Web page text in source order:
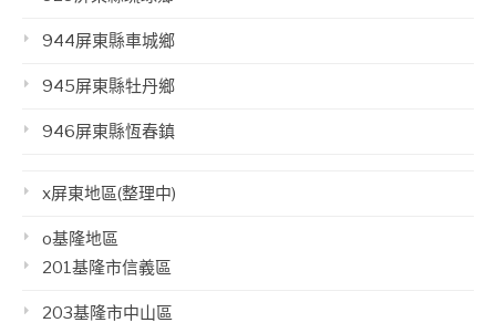
944屏東縣車城鄉
945屏東縣牡丹鄉
946屏東縣恆春鎮
x屏東地區(整理中)
o基隆地區
201基隆市信義區
203基隆市中山區